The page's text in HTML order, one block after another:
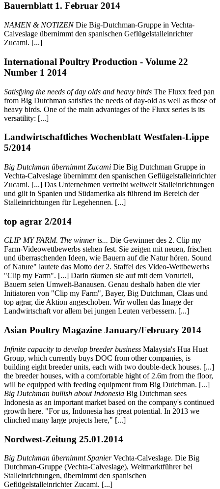
Bauernblatt 1. Februar 2014
NAMEN & NOTIZENDie Big-Dutchman-Gruppe in Vechta-
Calveslage übernimmt den spanischen Geflügelstalleinrichter
Zucami. [...]
International Poultry Production - Volume 22
Number 1 2014
Satisfying the needs of day olds and heavy birds The Fluxx feed pan
from Big Dutchman satisfies the needs of day-old as well as those of
heavy birds. One of the main advantages of the Fluxx series is its
versatility: [...]
Landwirtschaftliches Wochenblatt Westfalen-Lippe
5/2014
Big Dutchman übernimmt Zucami Die Big Dutchman Gruppe in
Vechta-Calveslage übernimmt den spanischen Geflügelstalleinrichter
Zucami. [...] Das Unternehmen vertreibt weltweit Stalleinrichtungen
und gilt in Spanien und Südamerika als führend im Bereich der
Stalleinrichtungen für Legehennen. [...]
top agrar 2/2014
CLIP MY FARM. The winner is... Die Gewinner des 2. Clip my
Farm-Videowettbewerbs stehen fest. Sie zeigen mit neuen, frischen
und überraschenden Ideen, wie Bauern auf die Natur hören. Sound
of Nature" lautete das Motto der 2. Staffel des Video-Wettbewerbs
"Clip my Farm". [...] Darin räumen sie auf mit dem Vorurteil,
Bauern seien Umwelt-Banausen. Genau deshalb haben die vier
Initiatoren von "Clip my Farm", Bayer, Big Dutchman, Claas und
top agrar, die Aktion angeschoben. Wir wollen das Image der
Landwirtschaft vor allem bei jungen Leuten verbessern. [...]
Asian Poultry Magazine January/February 2014
Infinite capacity to develop breeder business Malaysia's Hua Huat
Group, which currently buys DOC from other companies, is
building eight breeder units, each with two double-deck houses. [...]
the breeder houses, with a comfortable hight of 2.6m from the floor,
will be equipped with feeding equipment from Big Dutchman. [...]
Big Dutchman bullish about Indonesia Big Dutchman sees
Indonesia as an important market based on the company's continued
growth here. "For us, Indonesia has great potential. In 2013 we
clinched many large projects here," [...]
Nordwest-Zeitung 25.01.2014
Big Dutchman übernimmt SpanierVechta-Calveslage. Die Big
Dutchman-Gruppe (Vechta-Calveslage), Weltmarktführer bei
Stalleinrichtungen, übernimmt den spanischen
Geflügelstalleinrichter Zucami. [...]